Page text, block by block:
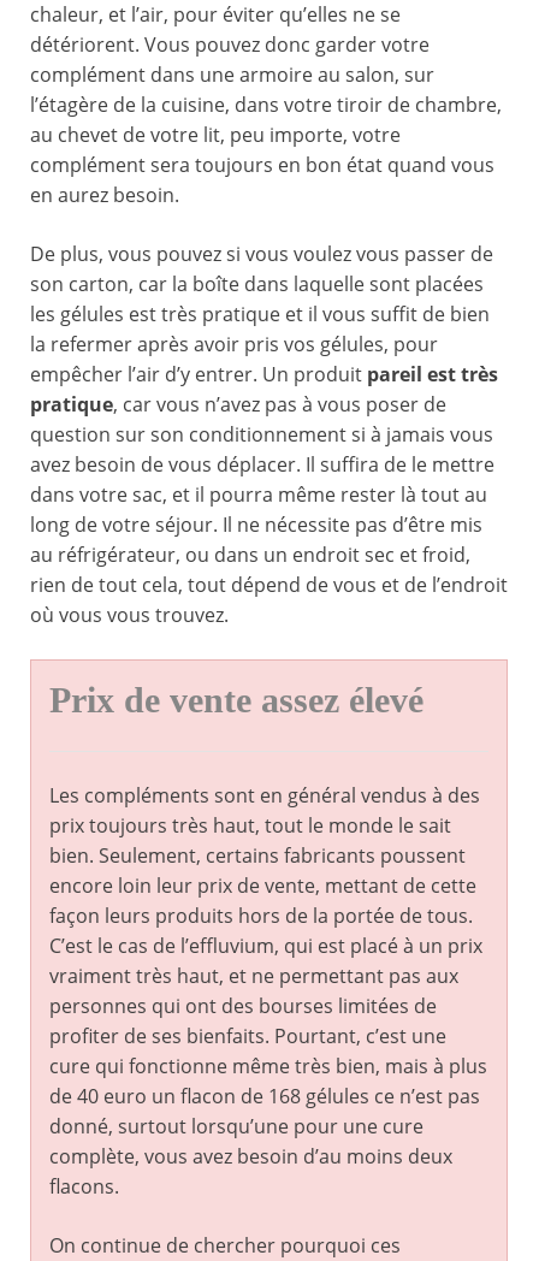
chaleur, et l’air, pour éviter qu’elles ne se
détériorent. Vous pouvez donc garder votre
complément dans une armoire au salon, sur
l’étagère de la cuisine, dans votre tiroir de chambre,
au chevet de votre lit, peu importe, votre
complément sera toujours en bon état quand vous
en aurez besoin.
De plus, vous pouvez si vous voulez vous passer de
son carton, car la boîte dans laquelle sont placées
les gélules est très pratique et il vous suffit de bien
la refermer après avoir pris vos gélules, pour
empêcher l’air d’y entrer. Un produit pareil est très
pratique, car vous n’avez pas à vous poser de
question sur son conditionnement si à jamais vous
avez besoin de vous déplacer. Il suffira de le mettre
dans votre sac, et il pourra même rester là tout au
long de votre séjour. Il ne nécessite pas d’être mis
au réfrigérateur, ou dans un endroit sec et froid,
rien de tout cela, tout dépend de vous et de l’endroit
où vous vous trouvez.
Prix de vente assez élevé
Les compléments sont en général vendus à des
prix toujours très haut, tout le monde le sait
bien. Seulement, certains fabricants poussent
encore loin leur prix de vente, mettant de cette
façon leurs produits hors de la portée de tous.
C’est le cas de l’effluvium, qui est placé à un prix
vraiment très haut, et ne permettant pas aux
personnes qui ont des bourses limitées de
profiter de ses bienfaits. Pourtant, c’est une
cure qui fonctionne même très bien, mais à plus
de 40 euro un flacon de 168 gélules ce n’est pas
donné, surtout lorsqu’une pour une cure
complète, vous avez besoin d’au moins deux
flacons.
On continue de chercher pourquoi ces